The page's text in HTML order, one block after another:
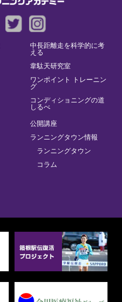
中長距離走を科学的に考
える
韋駄天研究室
ワンポイント トレーニン
グ
コンディショニングの道
しるべ
公開講座
ランニングタウン情報
ランニングタウン
コラム